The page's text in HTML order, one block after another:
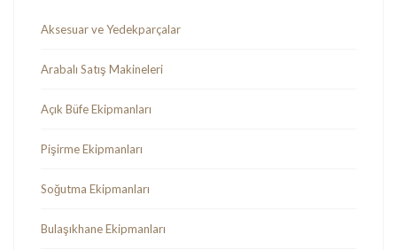
Aksesuar ve Yedekparçalar
Arabalı Satış Makineleri
Açık Büfe Ekipmanları
Pişirme Ekipmanları
Soğutma Ekipmanları
Bulaşıkhane Ekipmanları